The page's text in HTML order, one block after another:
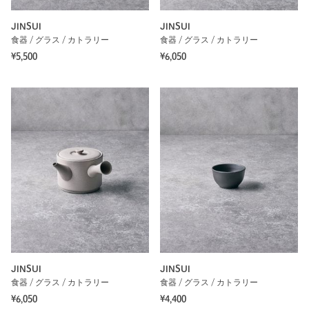
JINSUI
食器 / グラス / カトラリー
¥5,500
JINSUI
食器 / グラス / カトラリー
¥6,050
JINSUI
食器 / グラス / カトラリー
¥6,050
JINSUI
食器 / グラス / カトラリー
¥4,400